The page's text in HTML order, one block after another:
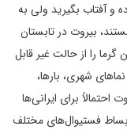
و آفتاب بگیرید ولی به
بیروت در تابستان
را از حالت غیر قابل
شهری، بارها،
احتمالاً برای ایرانی‌ها
بساط فستیوال‌های مختلف